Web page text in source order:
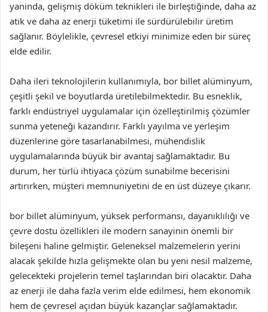
yaninda, gelişmiş döküm teknikleri ile birleştiğinde, daha az
atık ve daha az enerji tüketimi ile sürdürülebilir üretim
sağlanır. Böylelikle, çevresel etkiyi minimize eden bir süreç
elde edilir.
Daha ileri teknolojilerin kullanımıyla, bor billet alüminyum,
çeşitli şekil ve boyutlarda üretilebilmektedir. Bu esneklik,
farklı endüstriyel uygulamalar için özelleştirilmiş çözümler
sunma yeteneği kazandırır. Farklı yayılma ve yerleşim
düzenlerine göre tasarlanabilmesi, mühendislik
uygulamalarında büyük bir avantaj sağlamaktadır. Bu
durum, her türlü ihtiyaca çözüm sunabilme becerisini
artırırken, müşteri memnuniyetini de en üst düzeye çıkarır.
bor billet alüminyum, yüksek performansı, dayanıklılığı ve
çevre dostu özellikleri ile modern sanayinin önemli bir
bileşeni haline gelmiştir. Geleneksel malzemelerin yerini
alacak şekilde hızla gelişmekte olan bu yeni nesil malzeme,
gelecekteki projelerin temel taşlarından biri olacaktır. Daha
az enerji ile daha fazla verim elde edilmesi, hem ekonomik
hem de çevresel açıdan büyük kazançlar sağlamaktadır.